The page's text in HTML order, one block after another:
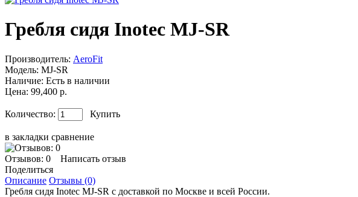
Гребля сидя Inotec MJ-SR
Производитель: AeroFit
Модель: MJ-SR
Наличие: Есть в наличии
Цена: 99,400 р.
Количество: Купить
в закладки сравнение
Отзывов: 0
Написать отзыв
Поделиться
Описание Отзывы (0)
Гребля сидя Inotec MJ-SR с доставкой по Москве и всей России.